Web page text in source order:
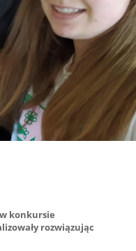
konkursie
rozwiązując